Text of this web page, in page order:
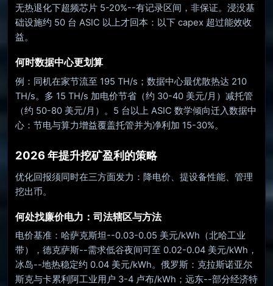
无热退化下超频芯片 5-20%--有记录区间，非保证。浸没基
础设施约 50 台 ASIC 以上才回本：以下 capex 超过能效收
益。
何时数据中心更划算
例：同机在家节流至 195 TH/s；数据中心最优散热达 210
TH/s。多 15 TH/s 加电价节省（约 30-40 美元/月）减托管
（约 50-80 美元/月）。5 台以上 ASIC 数学倾向迁入数据中
心：节电与算力增益覆盖托管并为净利加 15-30%。
2026 年提升挖矿盈利的策略
优化回报须同时在三方面发力：降电价、提设备性能、管理
挖出币。
何处找廉价电力：司法辖区与方法
电价基准：哈萨克斯坦--0.03-0.05 美元/kWh（北哈工业
带），德克萨斯--需求低谷夜间可至 0.02-0.04 美元/kWh，
冰岛--地热稳定约 0.04 美元/kWh。俄罗斯：克拉斯诺亚尔
斯克与卡累利阿工业用户 3-4 卢布/kWh；远东--部分经济特